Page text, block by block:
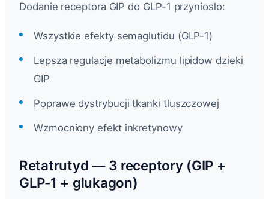
Dodanie receptora GIP do GLP-1 przynioslo:
Wszystkie efekty semaglutidu (GLP-1)
Lepsza regulacje metabolizmu lipidow dzieki
GIP
Poprawe dystrybucji tkanki tluszczowej
Wzmocniony efekt inkretynowy
Retatrutyd — 3 receptory (GIP +
GLP-1 + glukagon)